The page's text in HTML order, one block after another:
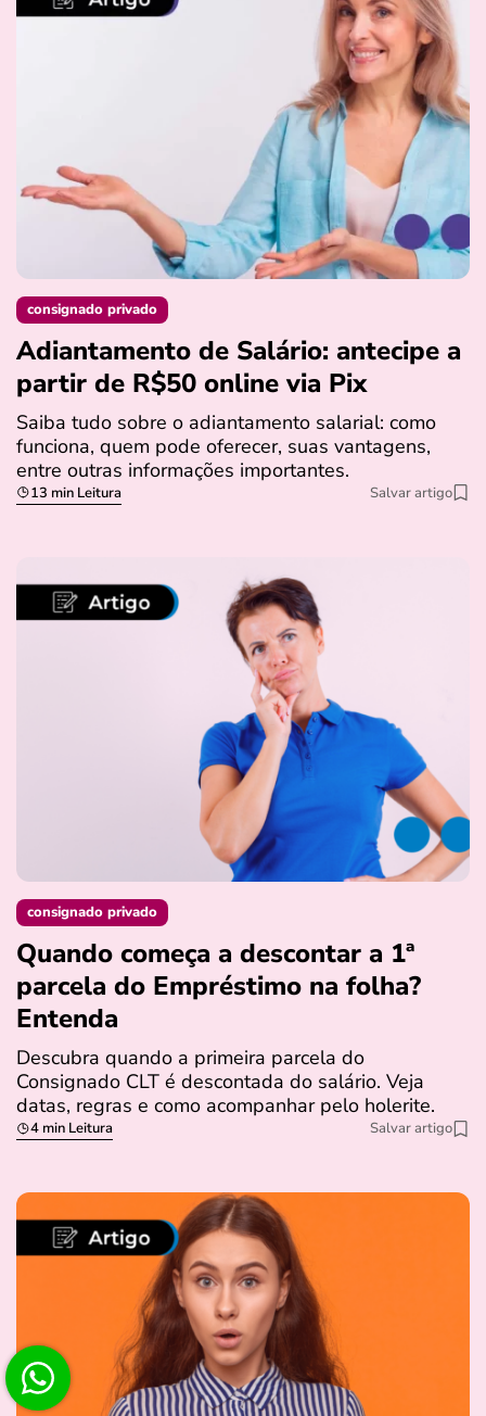
consignado privado
Adiantamento de Salário: antecipe a
partir de R$50 online via Pix
Saiba tudo sobre o adiantamento salarial: como
funciona, quem pode oferecer, suas vantagens,
entre outras informações importantes.
13 min Leitura Salvar artigo
consignado privado
Quando começa a descontar a 1ª
parcela do Empréstimo na folha?
Entenda
Descubra quando a primeira parcela do
Consignado CLT é descontada do salário. Veja
datas, regras e como acompanhar pelo holerite.
4 min Leitura Salvar artigo